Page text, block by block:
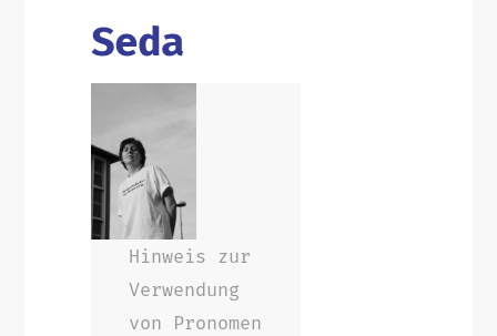
Seda
Hinweis zur
Verwendung
von Pronomen